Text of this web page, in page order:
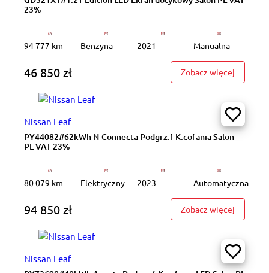
23%
94 777 km Benzyna 2021 Manualna
46 850 zł Zobacz więcej
Nissan Leaf
PY44082#62kWh N-Connecta Podgrz.f K.cofania Salon
PL VAT 23%
80 079 km Elektryczny 2023 Automatyczna
94 850 zł Zobacz więcej
Nissan Leaf